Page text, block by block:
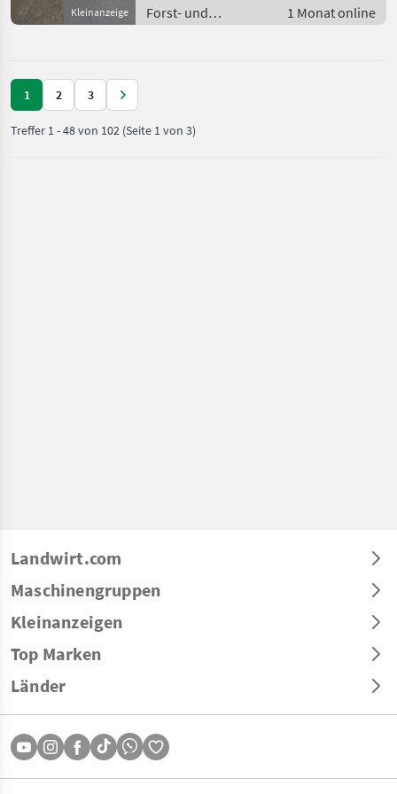
Kleinanzeige
Forst- und
Holztechnik /
1 Monat online
1 2 3
Treffer 1-48von 102 (Seite 1 von 3)
Landwirt.com
Maschinengruppen
Kleinanzeigen
Top Marken
Länder